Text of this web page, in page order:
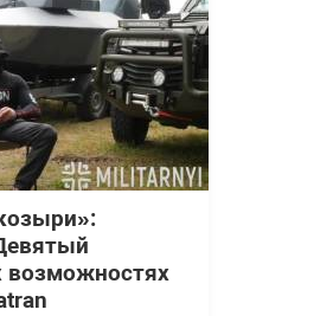
возможностях